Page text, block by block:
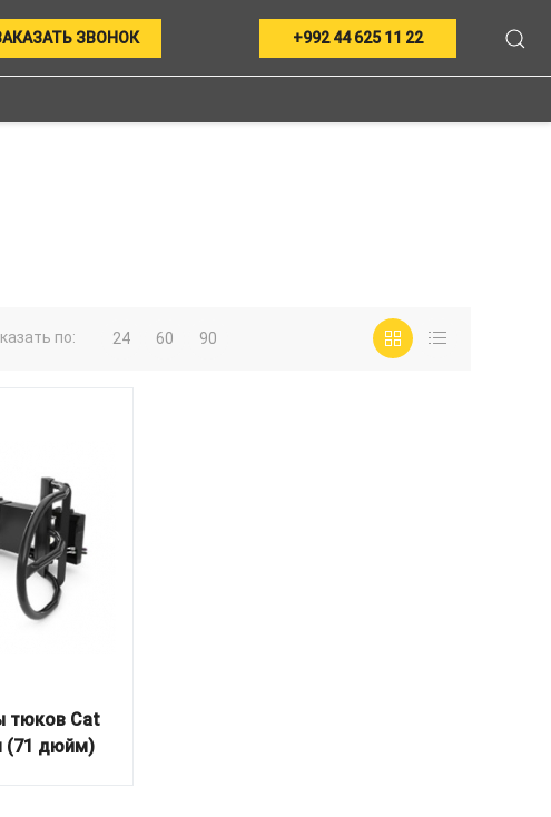
ЗВОНОК +992 44 625 11 22
по: 24 60 90
тюков Cat
(71 дюйм)